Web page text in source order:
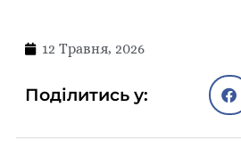
12 Травня, 2026
Поділитись у: